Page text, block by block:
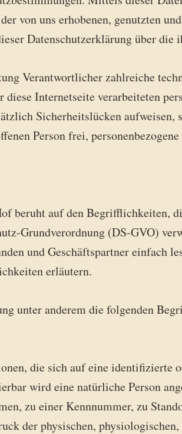
von uns erhobenen, genutzten
Datenschutzerklärung über die
Verantwortlicher zahlreiche
Internetseite verarbeiteten
Sicherheitslücken
Person frei,
beruht auf den Begrifflichkeiten,
Grundverordnung (DS-GVO)
und Geschäftspartner einfach
erläutern.
unter anderem die folgenden
die sich auf eine
wird eine natürliche Person
zu einer Kennnummer, zu
der physischen,